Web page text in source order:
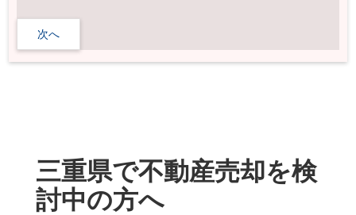
次へ
三重県で不動産売却を検
討中の方へ